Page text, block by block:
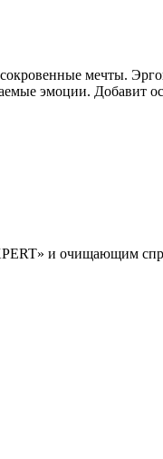
мечты.
эмоции. Добавит
и очищающим